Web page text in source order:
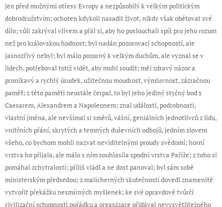
jen před možnými otřesy Evropy a nezpůsobilý k velkým politickým
dobrodružstvím; ochoten kdykoli nasadit život, nikdy však obětovat své
dílo; vůli zakrýval vlivem a přál si, aby ho poslouchali spíš pro jeho rozum
než pro královskou hodnost; byl nadán pozorovací schopností, ale
jasnozřivý nebyl; byl málo pozorný k velkým duchům, ale vyznal se v
lidech, potřeboval totiž vidět, aby mohl soudit; měl zdravý názor a
pronikavý a rychlý úsudek, užitečnou moudrost, výmluvnost, zázračnou
paměť; z této paměti neustále čerpal, to byl jeho jediný styčný bod s
Caesarem, Alexandrem a Napoleonem; znal události, podrobnosti,
vlastní jména, ale nevšímal si směrů, vášní, geniálních jednotlivců z lidu,
vnitřních přání, skrytých a temných duševních odbojů, jedním slovem
všeho, co bychom mohli nazvat neviditelnými proudy svědomí; horní
vrstva ho přijala, ale málo s ním souhlasila spodní vrstva Paříže; z toho si
pomáhal zchytralostí; příliš vládl a ne dost panoval; byl sám sobě
ministerským předsedou; z malicherných skutečností dovedl znamenitě
vytvořit překážku nesmírných myšlenek; ke své opravdové tvůrčí
civilizační schopnosti pořádku a organizace přidával nevysvětlitelného